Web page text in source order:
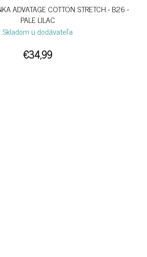
ADVATAGE COTTON STRETCH - B26 -
PALE LILAC
Skladom u dodávateľa
€34,99